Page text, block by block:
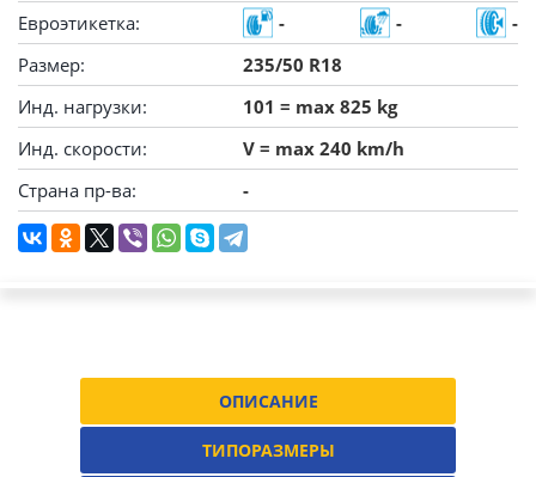
Евроэтикетка:
- -
-
Размер:
235/50 R18
Инд. нагрузки:
101 = max 825 kg
Инд. скорости:
V = max 240 km/h
Страна пр-ва:
-
ОПИСАНИЕ
ТИПОРАЗМЕРЫ